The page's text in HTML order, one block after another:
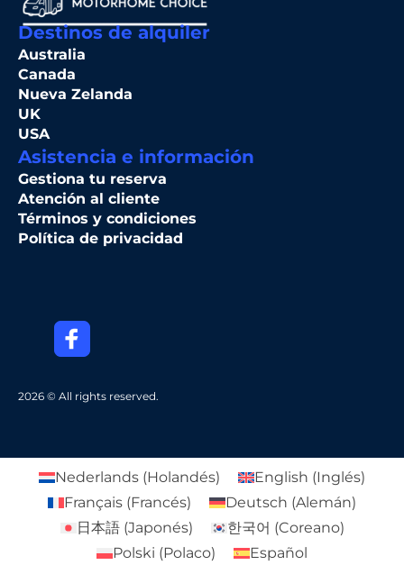
2026 © All rights reserved.
Destinos de alquiler
Australia
Canada
Nueva Zelanda
UK
USA
Asistencia e información
Gestiona tu reserva
Atención al cliente
Términos y condiciones
Política de privacidad
Nederlands (Holandés) English (Inglés)
Français (Francés) Deutsch (Alemán)
日本語(Japonés) 한국어 (Coreano)
Polski (Polaco) Español